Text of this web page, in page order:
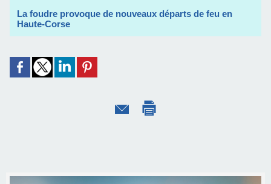
La foudre provoque de nouveaux départs de feu en
Haute-Corse